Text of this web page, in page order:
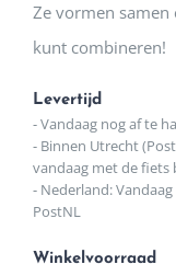
Ze vormen samen
kunt combineren!
Levertijd
- Vandaag nog af te
- Binnen Utrecht
vandaag met de fiets
- Nederland:
PostNL
Winkelvoorraad